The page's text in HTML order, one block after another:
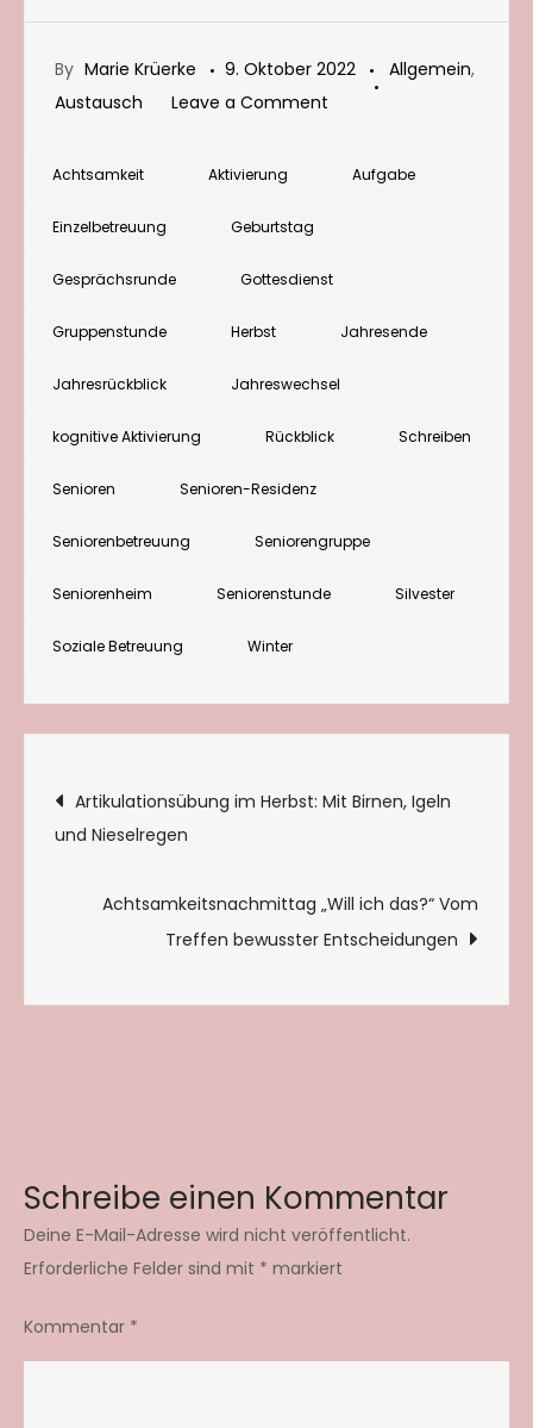
By Marie Krüerke 9. Oktober 2022 Allgemein,
Austausch
Leave a Comment
Achtsamer
Achtsamkeit Aktivierung Aufgabe
Einzelbetreuung Geburtstag
Gesprächsrunde Gottesdienst
Gruppenstunde Herbst Jahresende
Jahresrückblick Jahreswechsel
kognitive Aktivierung Rückblick Schreiben
Senioren Senioren-Residenz
Seniorenbetreuung Seniorengruppe
Seniorenheim Seniorenstunde Silvester
Soziale Betreuung Winter
Beitragsnavigation
Artikulationsübung im Herbst: Mit Birnen, Igeln
und Nieselregen
Achtsamkeitsnachmittag „Will ich das?“ Vom
Treffen bewusster Entscheidungen
Schreibe einen Kommentar
Deine E-Mail-Adresse wird nicht veröffentlicht.
Erforderliche Felder sind mit * markiert
Kommentar *